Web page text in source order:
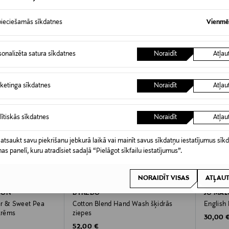
sīkdatnes
satura sīkdatnes Noraidīt
sīkdatnes Noraidīt
sīkdatnes Noraidīt
atsaukt savu piekrišanu jebkurā laikā vai mainīt savus sīkdatņu iestatījumus
panelī, kuru atradīsiet sadaļā “Pielāgot sīkfailu iestatījumus”.
NORAIDĪT VISAS
& Sweet Pea
BYREDO
Cotton Blend Hand Wash šķidrās
ziepes
Original Price
52,00 €
JO
English
Original
30,00